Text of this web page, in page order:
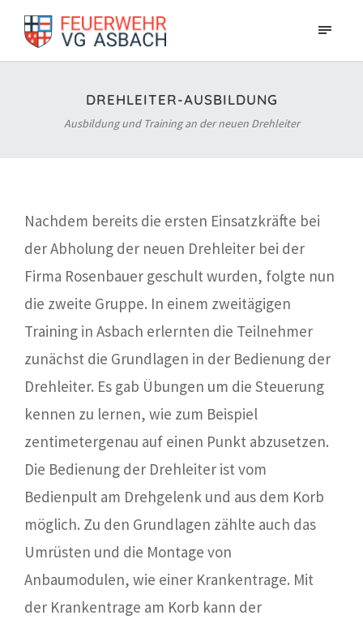
DREHLEITER-AUSBILDUNG
Ausbildung und Training an der neuen Drehleiter
Nachdem bereits die ersten Einsatzkräfte bei
der Abholung der neuen Drehleiter bei der
Firma Rosenbauer geschult wurden, folgte nun
die zweite Gruppe. In einem zweitägigen
Training in Asbach erlernten die Teilnehmer
zunächst die Grundlagen in der Bedienung der
Drehleiter. Es gab Übungen um die Steuerung
kennen zu lernen, wie zum Beispiel
zentimetergenau auf einen Punkt abzusetzen.
Die Bedienung der Drehleiter ist vom
Bedienpult am Drehgelenk und aus dem Korb
möglich. Zu den Grundlagen zählte auch das
Umrüsten und die Montage von
Anbaumodulen, wie einer Krankentrage. Mit
der Krankentrage am Korb kann der